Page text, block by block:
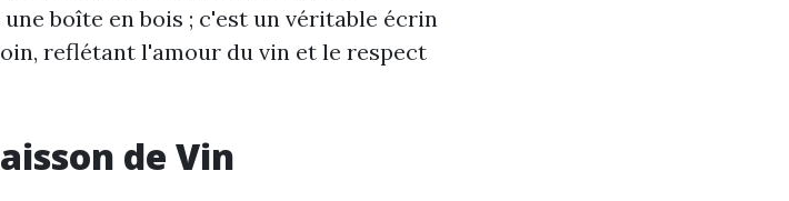
boîte en bois ; c'est un véritable écrin
reflétant l'amour du vin et le respect
de Vin